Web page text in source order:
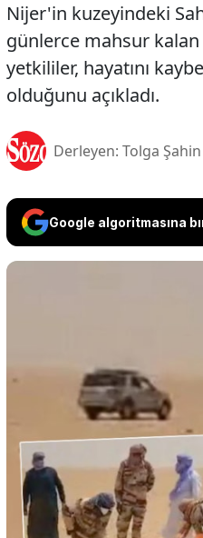
Nijer'in kuzeyindeki
günlerce mahsur
yetkililer, hayatını
olduğunu açıkladı.
Derleyen: Tolga Şahin
Google algoritmasına
Nijer'in
trajedide,
aileleriyle
açıkladı.